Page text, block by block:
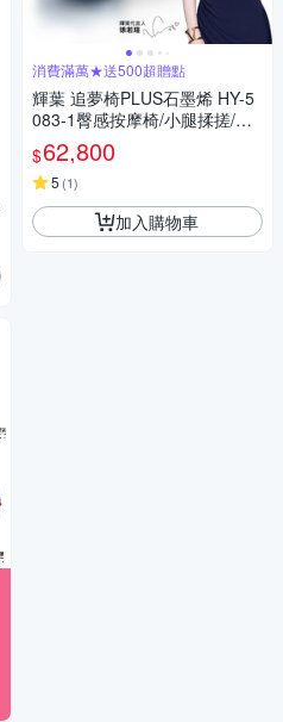
消費滿萬★送500超贈點
輝葉 追夢椅PLUS石墨烯 HY-5
083-1臀感按摩椅/小腿揉搓/零
重力/溫熱
$62,800
5 (1)
加入購物車